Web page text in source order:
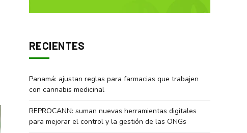
RECIENTES
Panamá: ajustan reglas para farmacias que trabajen
con cannabis medicinal
REPROCANN: suman nuevas herramientas digitales
para mejorar el control y la gestión de las ONGs